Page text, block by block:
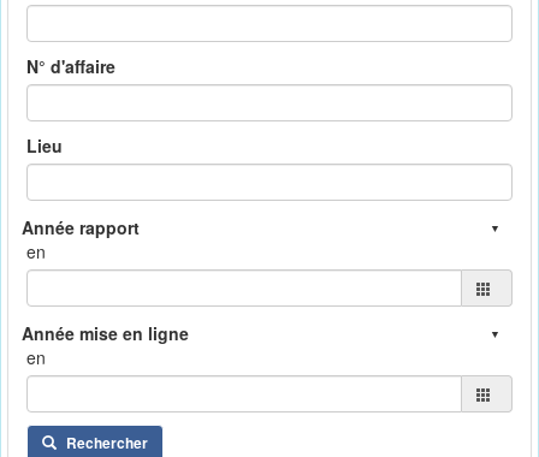
N° d'affaire
Lieu
en
en
Rechercher